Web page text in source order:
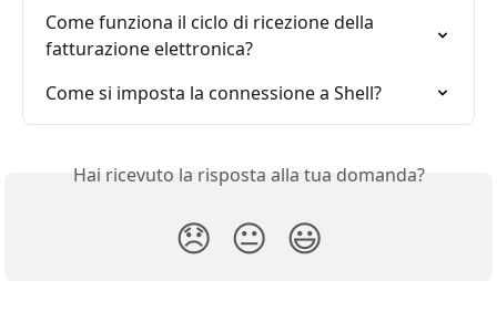
Come funziona il ciclo di ricezione della
fatturazione elettronica?
Come si imposta la connessione a Shell?
Hai ricevuto la risposta alla tua domanda?
😞 😐 😃